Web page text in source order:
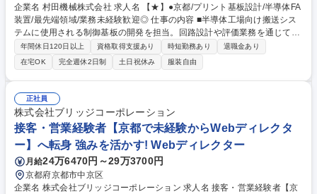
企業名 村田機械株式会社 求人名 【★】●京都/プリント基板設計/半導体FA
装置/最先端領域/業務未経験歓迎◎ 仕事の内容 ■半導体工場向け搬送シス
テムに使用される制御基板の開発を担当。回路設計や評価業務を通じて、
専門性の高い技術を身につけられる環境です。 ■開発業務：制御基板の置
き換え開発、回路設計、動作検証および評価業務 ■企画業務：電子部品の
選定や基板開発計画の立案、量産に向けた準備対応 ■調整業務：製造委託
先や社内関係部署と連携しながら品質・納期管理を実施 ★プリント基板設
計未経験でも、電気電子の知識を活かして専門性を高められる環境です★
募集職種 【★】●京都/プリント基板設計/半導体FA装置/最先端領域/業務未
経験歓迎◎
年間休日120日以上 資格取得支援あり 時短勤務あり
退職金あり
在宅OK
完全週休2日制 土日祝休み 服装自由
正社員
株式会社ブリッジコーポレーション
接客・営業経験者【京都で未経験からWebディレクタ
ー】へ転身 強みを活かす! Webディレクター
月給24万6470円～29万3700円
京都府京都市中京区
企業名 株式会社ブリッジコーポレーション 求人名 接客・営業経験者【京